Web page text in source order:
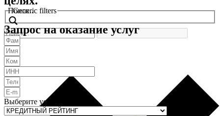
Поиск..
Generic filters
Запрос на оказание услуг
Выберите услугу